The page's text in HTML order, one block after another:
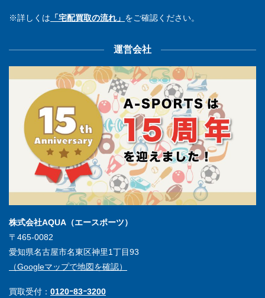
※詳しくは 「宅配買取の流れ」 をご確認ください。
運営会社
株式会社AQUA（エースポーツ）
〒465-0082
愛知県名古屋市名東区神里1丁目93
（Googleマップで地図を確認）
買取受付： 0120ｰ83ｰ3200